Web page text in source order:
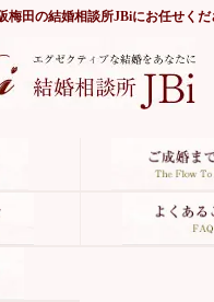
梅田の結婚相談所JBiにお任せくだ
TOP